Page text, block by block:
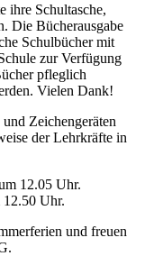
ihre Schultasche,
Die Bücherausgabe
Schulbücher mit
zur Verfügung
pfleglich
Vielen Dank!
Zeichengeräten
der Lehrkräfte in
12.05 Uhr.
12.50 Uhr.
und freuen